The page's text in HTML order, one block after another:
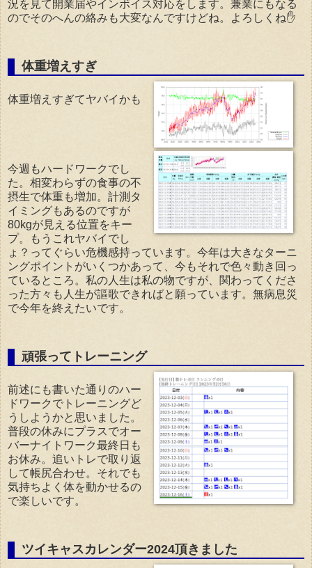
況を見て開業届やインボイス対応をします。兼業にもなる
のでそのへんの絡みも大変なんですけどね。よろしくね✋
体重増えすぎ
体重増えすぎてヤバイかも
今週もハードワークでし
た。相変わらずの食事の不
摂生で体重も増加。計測タ
イミングもあるのですが
80kgが見える位置をキー
プ。もうこれヤバイでし
ょ？ってぐらい危機感持っています。今年は大きなターニ
ングポイントがいくつかあって、今もそれで色々動き回っ
ているところ。私の人生は私の物ですが、関わってくださ
った方々も人生が謳歌できればと願っています。無病息災
で今年を終えたいです。
頑張ってトレーニング
前述にも書いた通りのハー
ドワークでトレーニングど
うしようかと思いました。
普段の休みにプラスでオー
バーナイトワーク最終日も
お休み。追いトレで取り返
して帳尻合わせ。それでも
気持ちよく体を動かせるの
で楽しいです。
ツイキャスカレンダー2024頂きました